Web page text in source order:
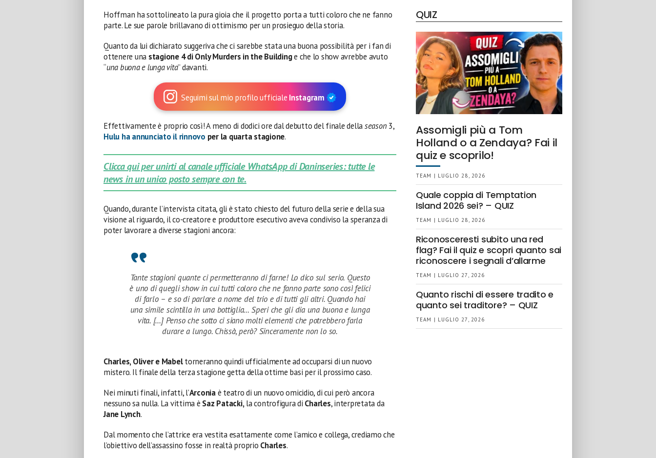
Hoffman ha sottolineato la pura gioia che il progetto porta a tutti coloro che ne fanno
parte. Le sue parole brillavano di ottimismo per un prosieguo della storia.
Quanto da lui dichiarato suggeriva che ci sarebbe stata una buona possibilità per i fan di
ottenere una stagione 4 di Only Murders in the Buildinge che lo show avrebbe avuto
“una buona e lunga vita” davanti.
Seguimi sul mio profilo ufficiale Instagram
Effettivamente è proprio così! A meno di dodici ore dal debutto del finale dellaseason 3,
Hulu ha annunciato il rinnovo per la quarta stagione.
Clicca qui per unirti al canale ufficiale WhatsApp di Daninseries: tutte le
news in un unico posto sempre con te.
Quando, durante l’intervista citata, gli è stato chiesto del futuro della serie e della sua
visione al riguardo, il co-creatore e produttore esecutivo aveva condiviso la speranza di
poter lavorare a diverse stagioni ancora:
Tante stagioni quante ci permetteranno di farne! Lo dico sul serio. Questo
è uno di quegli show in cui tutti coloro che ne fanno parte sono così felici
di farlo – e so di parlare a nome del trio e di tutti gli altri. Quando hai
una simile scintilla in una bottiglia… Speri che gli dia una buona e lunga
vita. […] Penso che sotto ci siano molti elementi che potrebbero farla
durare a lungo. Chissà, però? Sinceramente non lo so.
Charles, Oliver e Mabeltorneranno quindi ufficialmente ad occuparsi di un nuovo
mistero. Il finale della terza stagione getta della ottime basi per il prossimo caso.
Nei minuti finali, infatti, l’Arconiaè teatro di un nuovo omicidio, di cui però ancora
nessuno sa nulla. La vittima è Saz Patacki,la controfigura di Charles, interpretata da
Jane Lynch.
Dal momento che l’attrice era vestita esattamente come l’amico e collega, crediamo che
l’obiettivo dell’assassino fosse in realtà proprio Charles.
QUIZ
Assomigli più a Tom
Holland o a Zendaya? Fai il
quiz e scoprilo!
TEAM | LUGLIO 28, 2026
Quale coppia di Temptation
Island 2026 sei? – QUIZ
TEAM | LUGLIO 28, 2026
Riconosceresti subito una red
flag? Fai il quiz e scopri quanto sai
riconoscere i segnali d’allarme
TEAM | LUGLIO 27, 2026
Quanto rischi di essere tradito e
quanto sei traditore? – QUIZ
TEAM | LUGLIO 27, 2026